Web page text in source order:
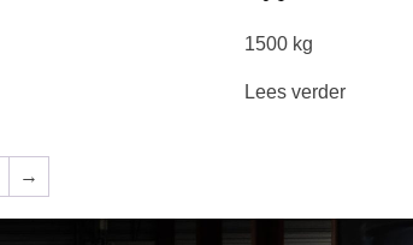
1500 kg
Lees verder
→